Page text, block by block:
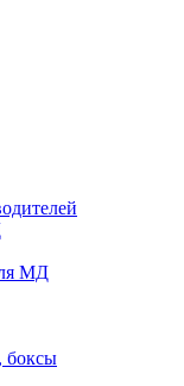
МД
боксы